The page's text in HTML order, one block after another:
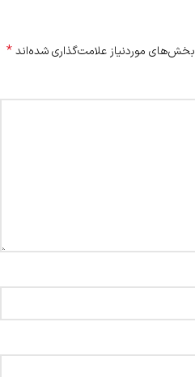
بخش‌های موردنیاز علامت‌گذاری شده‌اند*